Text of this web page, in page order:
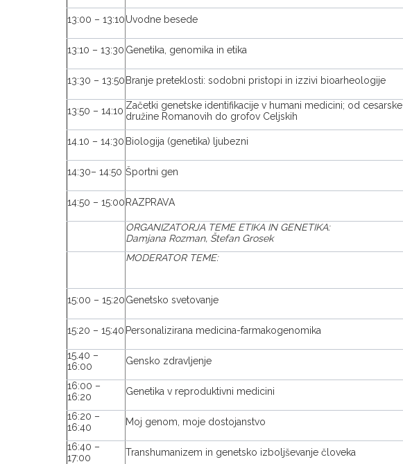
13:00 – 13:10Uvodne besede
13:10 – 13:30 Genetika, genomika in etika
13:30 – 13:50 Branje preteklosti: sodobni pristopi in izzivi bioarheologije
13:50 – 14:10 Začetki genetske identifikacije v humani medicini; od cesarske
družine Romanovih do grofov Celjskih
14.10 – 14:30 Biologija (genetika) ljubezni
14:30– 14:50 Športni gen
14:50 – 15:00 RAZPRAVA
ORGANIZATORJA TEME ETIKA IN GENETIKA:
Damjana Rozman, Štefan Grosek
MODERATOR TEME:
15:00 – 15:20Genetsko svetovanje
15:20 – 15:40 Personalizirana medicina-farmakogenomika
15.40 –
16:00
Gensko zdravljenje
16:00 –
16:20
Genetika v reproduktivni medicini
16:20 –
16:40
Moj genom, moje dostojanstvo
16:40 –
17:00
Transhumanizem in genetsko izboljševanje človeka